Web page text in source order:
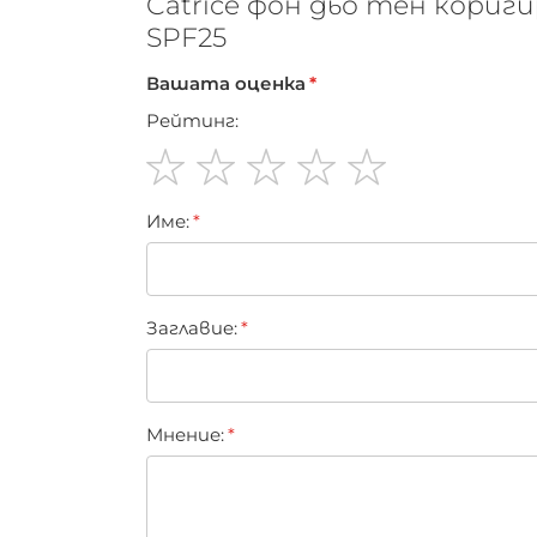
SPF25
Вашата оценка
Рейтинг:
star
stars
stars
stars
stars
Име:
Заглавиe:
Мнение: